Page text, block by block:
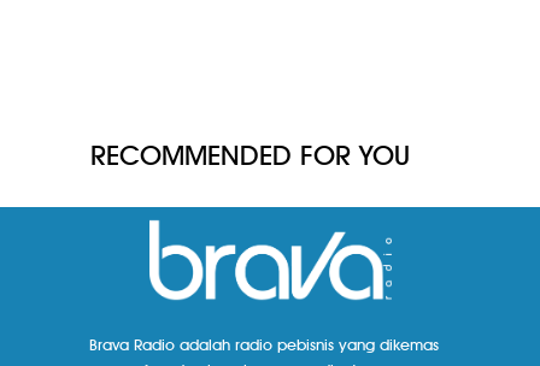
RECOMMENDED FOR YOU
Brava Radio adalah radio pebisnis yang dikemas